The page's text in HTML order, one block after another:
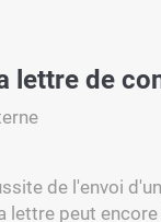
lettre de
de l'envoi
lettre peut